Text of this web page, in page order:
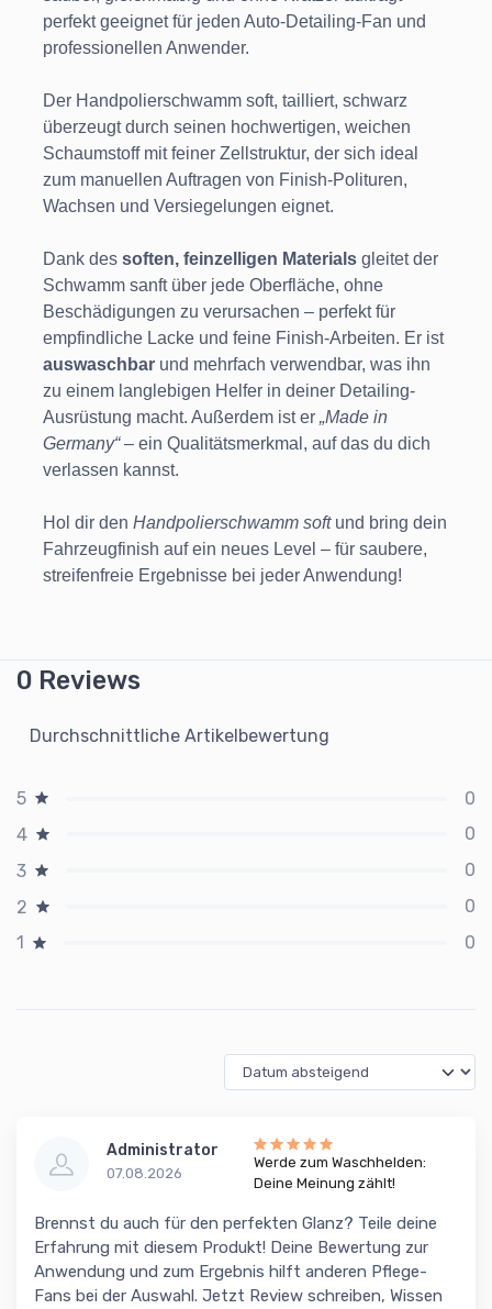
perfekt geeignet für jeden Auto-Detailing-Fan und
professionellen Anwender.
Der Handpolierschwamm soft, tailliert, schwarz
überzeugt durch seinen hochwertigen, weichen
Schaumstoff mit feiner Zellstruktur, der sich ideal
zum manuellen Auftragen von Finish-Polituren,
Wachsen und Versiegelungen eignet.
Dank des soften, feinzelligen Materials gleitet der
Schwamm sanft über jede Oberfläche, ohne
Beschädigungen zu verursachen – perfekt für
empfindliche Lacke und feine Finish-Arbeiten. Er ist
auswaschbar und mehrfach verwendbar, was ihn
zu einem langlebigen Helfer in deiner Detailing-
Ausrüstung macht. Außerdem ist er „Made in
Germany“– ein Qualitätsmerkmal, auf das du dich
verlassen kannst.
Hol dir den Handpolierschwamm softund bring dein
Fahrzeugfinish auf ein neues Level – für saubere,
streifenfreie Ergebnisse bei jeder Anwendung!
0 Reviews
Durchschnittliche Artikelbewertung
5
0
4
0
3
0
2
0
1
0
Administrator
07.08.2026
Werde zum Waschhelden:
Deine Meinung zählt!
Brennst du auch für den perfekten Glanz? Teile deine
Erfahrung mit diesem Produkt! Deine Bewertung zur
Anwendung und zum Ergebnis hilft anderen Pflege-
Fans bei der Auswahl. Jetzt Review schreiben, Wissen